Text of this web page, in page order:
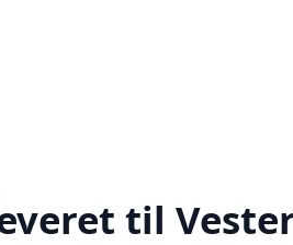
til